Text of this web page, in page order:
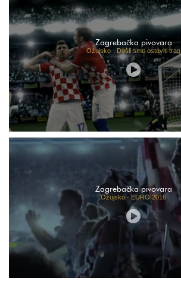
Zagrebačka pivovara
Ožujsko - Došli smo ostaviti trag
Zagrebačka pivovara
Ožujsko - EURO 2016